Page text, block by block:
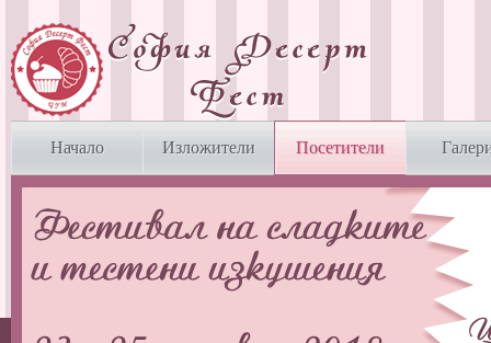
Начало Изложители Посетители